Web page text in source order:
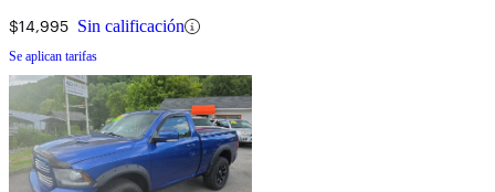
$14,995 Sin calificación
Se aplican tarifas